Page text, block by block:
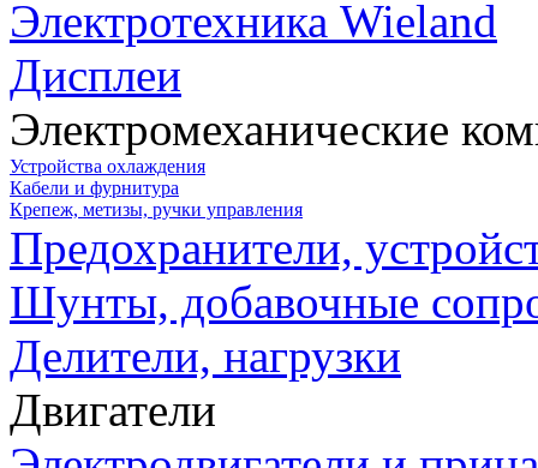
Электротехника Wieland
Дисплеи
Электромеханические
Устройства охлаждения
Кабели и фурнитура
Крепеж, метизы, ручки управления
Предохранители,
Шунты, добавочные
Делители, нагрузки
Двигатели